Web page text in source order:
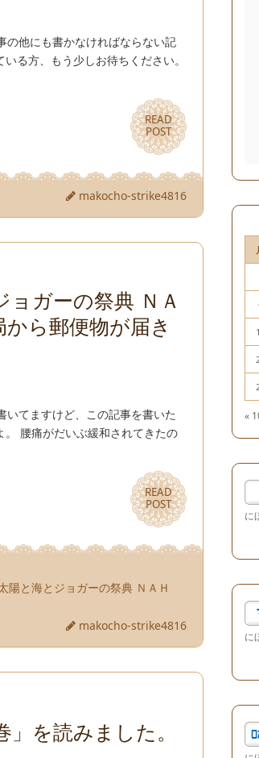
他にも書かなければならない記
る方、もう少しお待ちください。
READ
POST
READ
POST
makocho-strike4816
ョガーの祭典 ＮＡ
ら郵便物が届き
てますけど、この記事を書いた
腰痛がだいぶ緩和されてきたの
READ
POST
READ
POST
陽と海とジョガーの祭典 ＮＡＨ
makocho-strike4816
」を読みました。
«
に
に